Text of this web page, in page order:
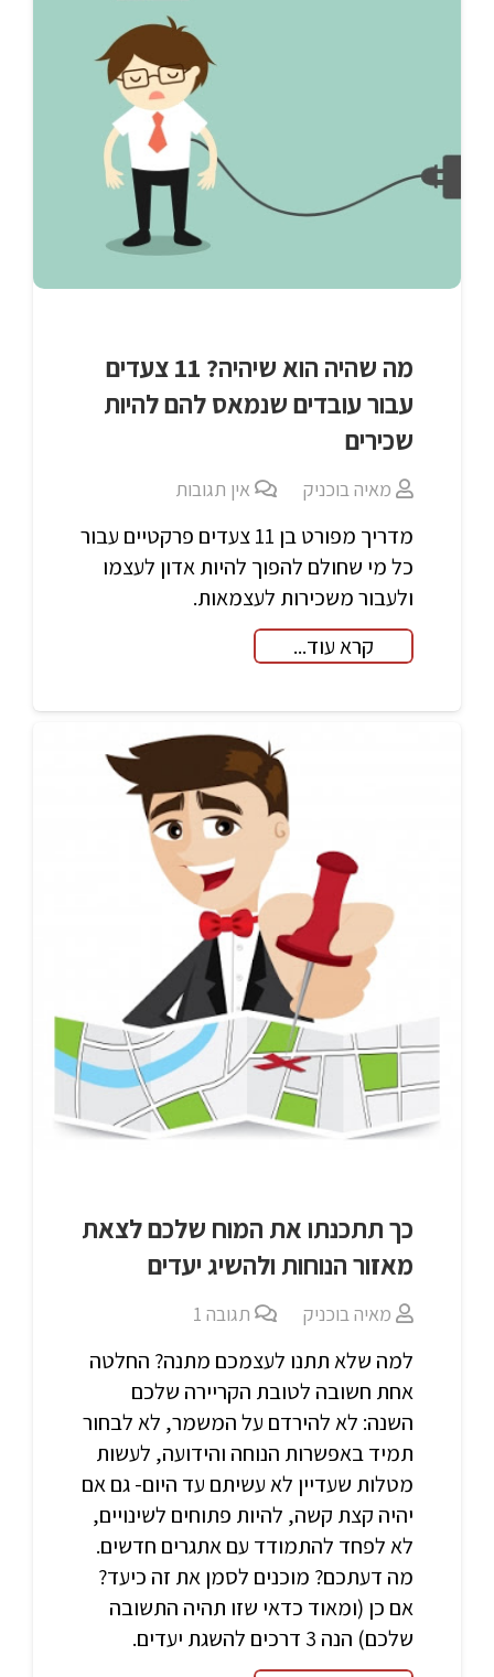
מה שהיה הוא שיהיה? 11 צעדים
עבור עובדים שנמאס להם להיות
שכירים
מאיה בוכניק אין תגובות
מדריך מפורט בן 11 צעדים פרקטיים עבור
כל מי שחולם להפוך להיות אדון לעצמו
ולעבור משכירות לעצמאות.
קרא עוד...
כך תתכנתו את המוח שלכם לצאת
מאזור הנוחות ולהשיג יעדים
מאיה בוכניק תגובה1
למה שלא תתנו לעצמכם מתנה? החלטה
אחת חשובה לטובת הקריירה שלכם
השנה: לא להירדם על המשמר, לא לבחור
תמיד באפשרות הנוחה והידועה, לעשות
מטלות שעדיין לא עשיתם עד היום- גם אם
יהיה קצת קשה, להיות פתוחים לשינויים,
לא לפחד להתמודד עם אתגרים חדשים.
מה דעתכם? מוכנים לסמן את זה כיעד?
אם כן (ומאוד כדאי שזו תהיה התשובה
שלכם) הנה 3 דרכים להשגת יעדים.